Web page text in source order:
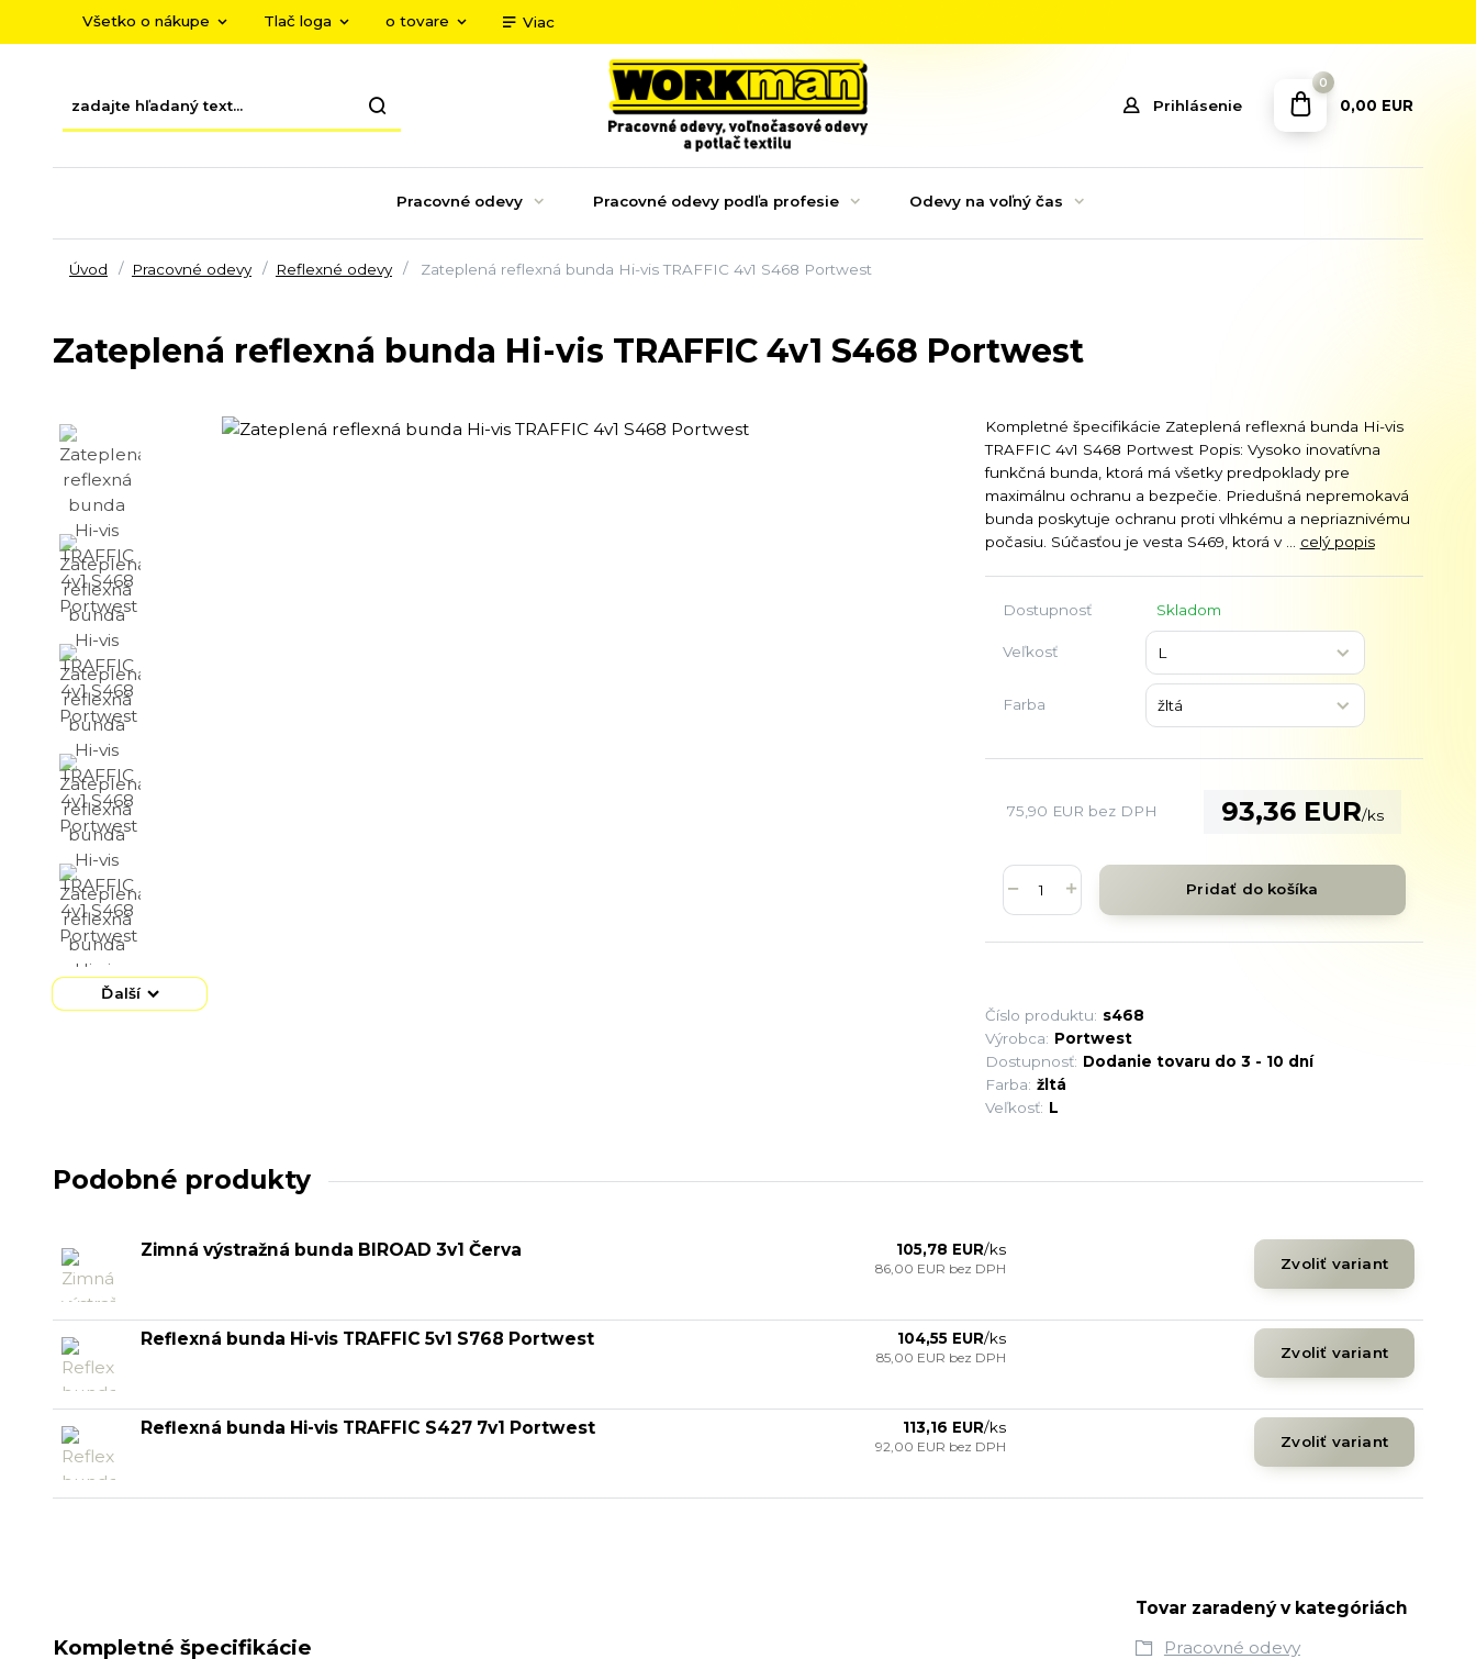
Všetko o nákupe Tlač loga o tovare Viac
Prihlásenie
0
0,00 EUR
Pracovné odevy Pracovné odevy podľa profesie Odevy na voľný čas
Úvod Pracovné odevy Reflexné odevy Zateplená reflexná bunda Hi-vis TRAFFIC 4v1 S468 Portwest
Zateplená reflexná bunda Hi-vis TRAFFIC 4v1 S468 Portwest
Ďalší
Kompletné špecifikácie Zateplená reflexná bunda Hi-vis
TRAFFIC 4v1 S468 Portwest Popis: Vysoko inovatívna
funkčná bunda, ktorá má všetky predpoklady pre
maximálnu ochranu a bezpečie. Priedušná nepremokavá
bunda poskytuje ochranu proti vlhkému a nepriaznivému
počasiu. Súčasťou je vesta S469, ktorá v ... celý popis
Dostupnosť Skladom
Veľkosť
Farba
93,36 EUR/ks
75,90 EUR bez DPH
Pridať do košíka
Číslo produktu: s468
Výrobca: Portwest
Dostupnosť: Dodanie tovaru do 3 - 10 dní
Farba: žltá
Veľkosť: L
Podobné produkty
Zimná výstražná bunda BIROAD 3v1 Červa 105,78 EUR/ks
86,00 EUR bez DPH Zvoliť variant
Reflexná bunda Hi-vis TRAFFIC 5v1 S768 Portwest 104,55 EUR/ks
85,00 EUR bez DPH Zvoliť variant
Reflexná bunda Hi-vis TRAFFIC S427 7v1 Portwest 113,16 EUR/ks
92,00 EUR bez DPH Zvoliť variant
Kompletné špecifikácie
Tovar zaradený v kategóriách
Pracovné odevy